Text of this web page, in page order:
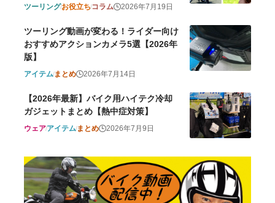
ツーリングお役立ちコラム 2026年7月19日
ツーリング動画が変わる！ライダー向け
おすすめアクションカメラ5選【2026年
版】
アイテムまとめ 2026年7月14日
【2026年最新】バイク用ハイテク冷却
ガジェットまとめ【熱中症対策】
ウェアアイテムまとめ 2026年7月9日